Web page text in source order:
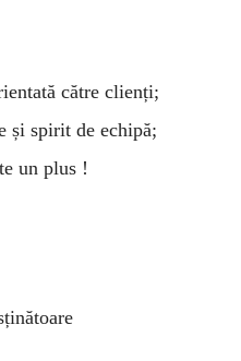
către clienți;
și spirit de echipă;
un plus !